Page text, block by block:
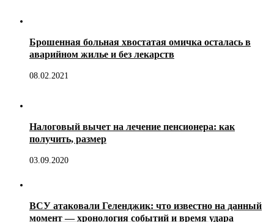
Брошенная больная хвостатая омичка осталась в
аварийном жилье и без лекарств
08.02.2021
Налоговый вычет на лечение пенсионера: как
получить, размер
03.09.2020
ВСУ атаковали Геленджик: что известно на данный
момент — хронология событий и время удара